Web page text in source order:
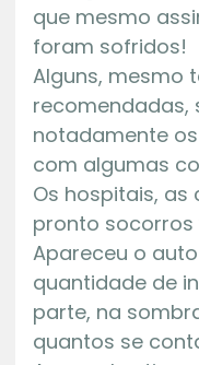
que mesmo
foram sofridos!
Alguns, mesmo
recomendadas,
notadamente
com algumas
Os hospitais,
pronto
Apareceu o
quantidade de
parte, na
quantos se